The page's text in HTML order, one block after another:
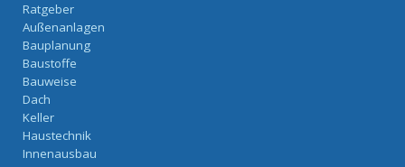
Ratgeber
Außenanlagen
Bauplanung
Baustoffe
Bauweise
Dach
Keller
Haustechnik
Innenausbau